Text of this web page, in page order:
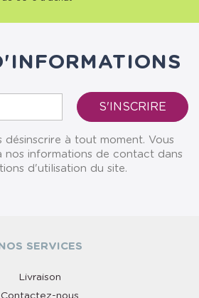
désinscrire à tout moment. Vous
nos informations de contact dans
d'utilisation du site.
SERVICES
Livraison
Contactez-nous